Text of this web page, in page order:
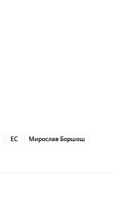
ЕС
Мирослав Боршош